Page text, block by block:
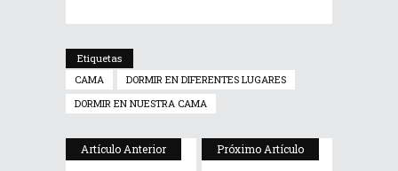
Etiquetas
CAMA
DORMIR EN DIFERENTES LUGARES
DORMIR EN NUESTRA CAMA
Artículo Anterior Próximo Artículo